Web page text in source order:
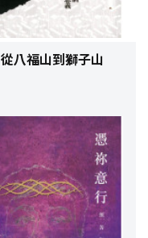
從八福山到獅子山